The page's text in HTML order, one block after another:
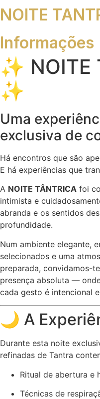
NOITE
Informações
✨ NOITE
✨
Uma
exclusiva de
Há encontros que são
E há experiências que
A NOITE TÂNTRICA foi
intimista e
abranda e os sentidos
profundidade.
Num ambiente elegante,
selecionados e uma
preparada, convidamos-
presença absoluta —
cada gesto é intencional
🌙 A
Durante esta noite
refinadas de Tantra
Ritual de abertura e
Técnicas de